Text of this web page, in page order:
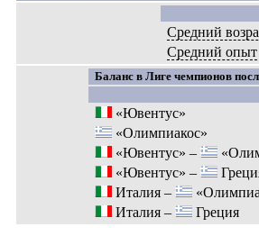
Средний
Средний опыт
Баланс в Лиге чемпионов
«Ювентус»
«Олимпиакос»
«Ювентус» –
«Ювентус» –
Италия –
Италия –
Греция